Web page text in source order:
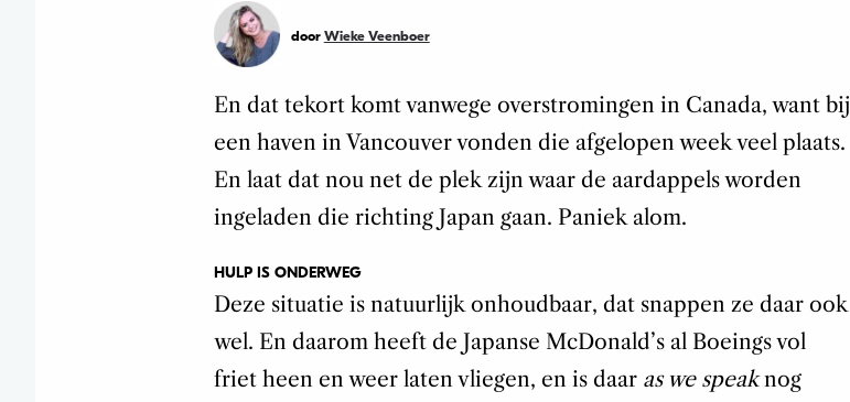
door Wieke Veenboer
En dat tekort komt vanwege overstromingen in Canada, want bij
een haven in Vancouver vonden die afgelopen week veel plaats.
En laat dat nou net de plek zijn waar de aardappels worden
ingeladen die richting Japan gaan. Paniek alom.
HULP IS ONDERWEG
Deze situatie is natuurlijk onhoudbaar, dat snappen ze daar ook
wel. En daarom heeft de Japanse McDonald’s al Boeings vol
friet heen en weer laten vliegen, en is daar as we speaknog